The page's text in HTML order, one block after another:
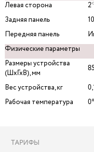
Левая сторона
Задняя панель
Передняя панель
Физические параметры
Размеры устройства
(ШхГхВ), мм
Вес устройства, кг
Рабочая температура
ТАРИФЫ